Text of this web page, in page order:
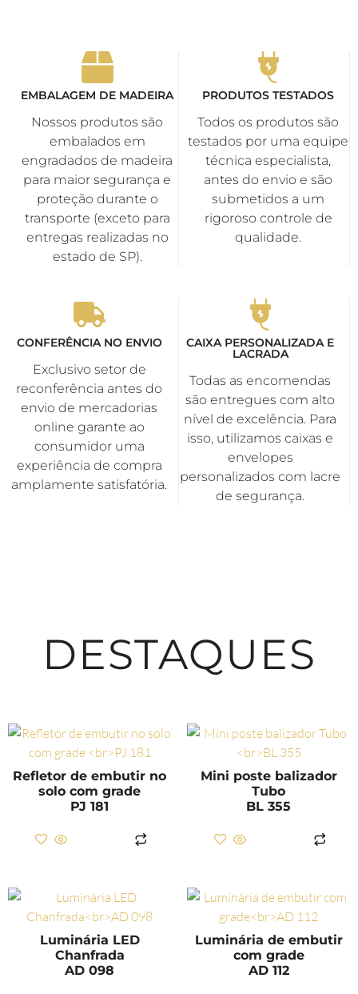
EMBALAGEM DE MADEIRA
Nossos produtos são
embalados em
engradados de madeira
para maior segurança e
proteção durante o
transporte (exceto para
entregas realizadas no
estado de SP).
PRODUTOS TESTADOS
Todos os produtos são
testados por uma equipe
técnica especialista,
antes do envio e são
submetidos a um
rigoroso controle de
qualidade.
CONFERÊNCIA NO ENVIO
Exclusivo setor de
reconferência antes do
envio de mercadorias
online garante ao
consumidor uma
experiência de compra
amplamente satisfatória.
CAIXA PERSONALIZADA E
LACRADA
Todas as encomendas
são entregues com alto
nível de excelência. Para
isso, utilizamos caixas e
envelopes
personalizados com lacre
de segurança.
DESTAQUES
Refletor de embutir no
solo com grade
PJ 181
Mini poste balizador
Tubo
BL 355
Luminária LED
Chanfrada
AD 098
Luminária de embutir
com grade
AD 112